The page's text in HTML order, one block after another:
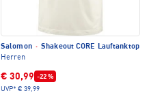
Salomon · Shakeout CORE Lauftanktop
Herren
€ 30,99 -22 %
UVP* € 39,99